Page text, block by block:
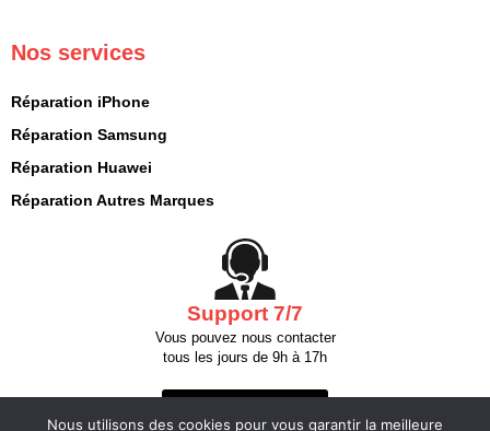
Nos services
Réparation iPhone
Réparation Samsung
Réparation Huawei
Réparation Autres Marques
Support 7/7
Vous pouvez nous contacter
tous les jours de 9h à 17h
Nous utilisons des cookies pour vous garantir la meilleure